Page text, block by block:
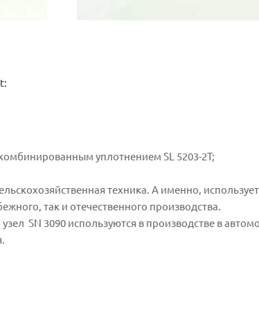
уплотнением SL 5203-2T;
техника. А именно,
так и отечественного производства.
SN 3090 используются в производстве в